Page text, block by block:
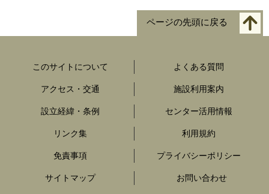
ページの先頭に戻る
このサイトについて よくある質問
アクセス・交通 施設利用案内
設立経緯・条例 センター活用情報
リンク集 利用規約
免責事項 プライバシーポリシー
サイトマップ お問い合わせ